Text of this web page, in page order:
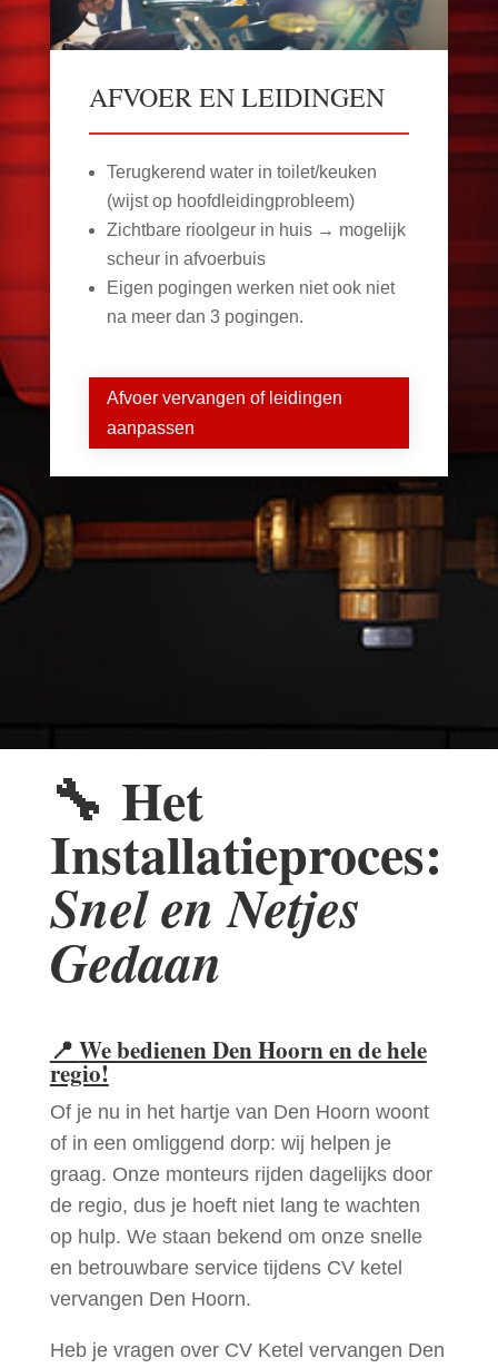
AFVOER EN LEIDINGEN
Terugkerend water in toilet/keuken
(wijst op hoofdleidingprobleem)
Zichtbare rioolgeur in huis → mogelijk
scheur in afvoerbuis
Eigen pogingen werken niet ook niet
na meer dan 3 pogingen.
Afvoer vervangen of leidingen
aanpassen
🔧 Het
Installatieproces:
Snel en Netjes
Gedaan
📍 We bedienen Den Hoorn en de hele
regio!
Of je nu in het hartje van Den Hoorn woont
of in een omliggend dorp: wij helpen je
graag. Onze monteurs rijden dagelijks door
de regio, dus je hoeft niet lang te wachten
op hulp. We staan bekend om onze snelle
en betrouwbare service tijdens CV ketel
vervangen Den Hoorn.
Heb je vragen over CV Ketel vervangen Den